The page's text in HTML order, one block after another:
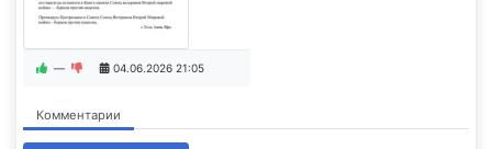
— 04.06.2026 21:05
Комментарии